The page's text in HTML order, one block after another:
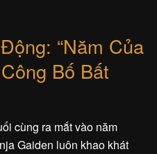
“Năm Của
Bố Bất
cùng ra mắt vào năm
Gaiden luôn khao khát